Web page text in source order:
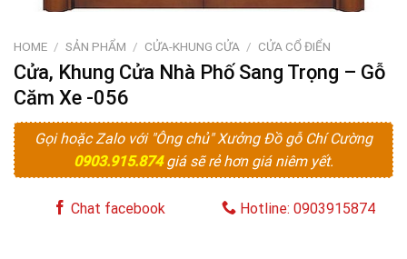
HOME / SẢN PHẨM / CỬA-KHUNG CỬA / CỬA CỔ ĐIỂN
Cửa, Khung Cửa Nhà Phố Sang Trọng – Gỗ
Căm Xe -056
Gọi hoặc Zalo với "Ông chủ" Xưởng Đồ gỗ Chí Cường
0903.915.874giá sẽ rẻ hơn giá niêm yết.
Chat facebook Hotline: 0903915874